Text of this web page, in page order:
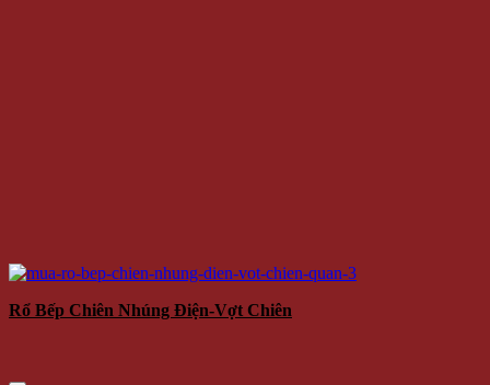
Rổ Bếp Chiên Nhúng Điện-Vợt Chiên